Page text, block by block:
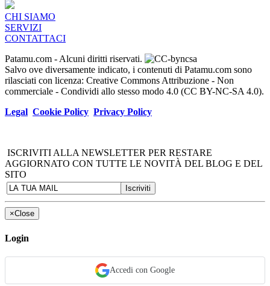
CHI SIAMO
SERVIZI
CONTATTACI
Patamu.com - Alcuni diritti riservati.
Salvo ove diversamente indicato, i contenuti di Patamu.com sono
rilasciati con licenza: Creative Commons Attribuzione - Non
commerciale - Condividi allo stesso modo 4.0 (CC BY-NC-SA 4.0).
Legal Cookie Policy Privacy Policy
ISCRIVITI ALLA NEWSLETTER PER RESTARE
AGGIORNATO CON TUTTE LE NOVITÀ DEL BLOG E DEL
SITO
×Close
Login
Accedi con Google